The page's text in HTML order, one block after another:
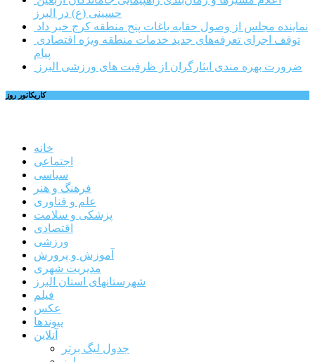
حسینی (ع) در البرز
نماینده مجلس از وصول حقابه باغات پنج منطقه کرج خبر داد
پیام
ضرورت بهره مندی ایثارگران از ظرفیت های ورزشی البرز
کاریکاتور روز
خانه
اجتماعی
سیاسی
فرهنگ و هنر
علم و فناوری
پزشکی و سلامت
اقتصادی
ورزشی
آموزش و پرورش
مدیریت شهری
شهرستانهای استان البرز
فیلم
عکس
پیوندها
آنلاین
جدول لیگ برتر